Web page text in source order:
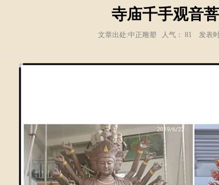
寺庙千手观音
文章出处:中正雕塑 人气： 81 发表时